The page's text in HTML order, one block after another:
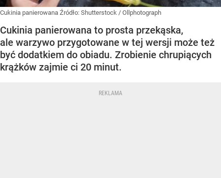
Cukinia panierowana Źródło: Shutterstock / Ollphotograph
Cukinia panierowana to prosta przekąska,
ale warzywo przygotowane w tej wersji może też
być dodatkiem do obiadu. Zrobienie chrupiących
krążków zajmie ci 20 minut.